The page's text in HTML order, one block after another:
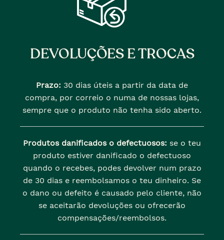
DEVOLUÇÕES E TROCAS
Prazo: 30 dias úteis a partir da data de
compra, por correio o numa de nossas lojas,
sempre que o produto não tenha sido aberto.
Produtos danificados o defectuosos: se o teu
produto estiver danificado o defectuoso
quando o recebes, podes devolver num prazo
de 30 dias e reembolsamos o teu dinheiro. Se
o dano ou defeito é causado pelo cliente, não
se aceitarão devoluções ou ofrecerão
compensações/reembolsos.